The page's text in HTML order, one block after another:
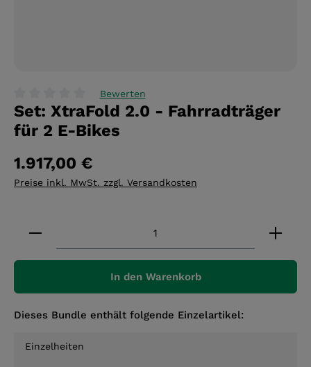
Durchschnittliche Bewertung von 0 von 5 Sternen
Bewerten
Set: XtraFold 2.0 - Fahrradträger
für 2 E-Bikes
1.917,00 €
Preise inkl. MwSt. zzgl. Versandkosten
Produkt Anzahl: Gib den gewünschten Wert
In den Warenkorb
Dieses Bundle enthält folgende Einzelartikel:
Einzelheiten